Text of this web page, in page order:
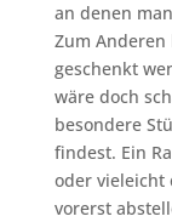
an denen
Zum Anderen
geschenkt
wäre doch
besondere
findest. Ein
oder vieleicht
vorerst